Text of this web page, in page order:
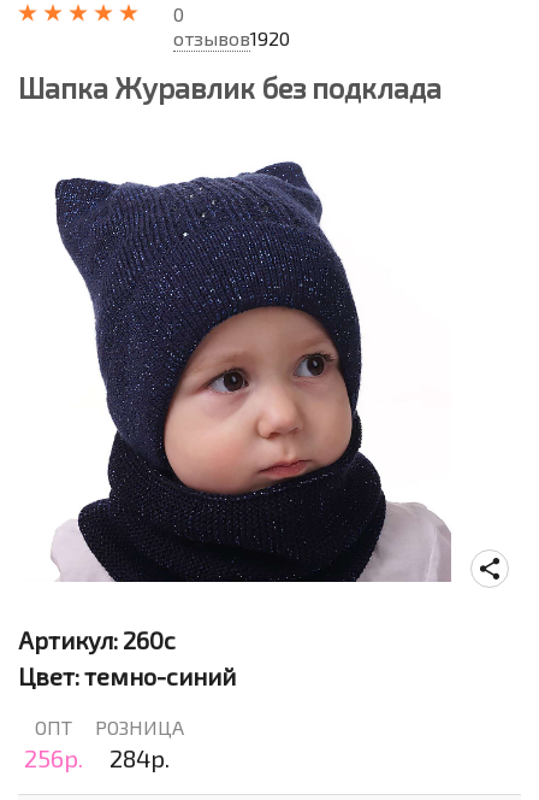
0
отзывов1920
Шапка Журавлик без подклада
Артикул: 260с
Цвет:темно-синий
ОПТ
256р.
РОЗНИЦА
284р.